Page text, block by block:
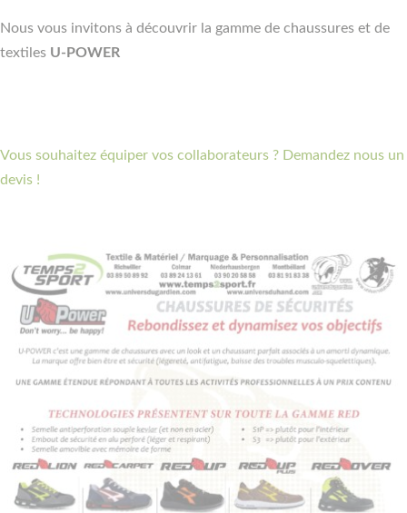
Nous vous invitons à découvrir la gamme de chaussures et de
textiles U-POWER
Vous souhaitez équiper vos collaborateurs ? Demandez nous un
devis !